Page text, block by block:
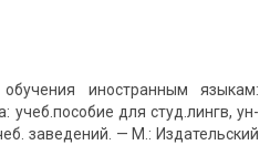
иностранным языкам:
учеб.пособие для студ.лингв, ун-
заведений. — М.: Издательский